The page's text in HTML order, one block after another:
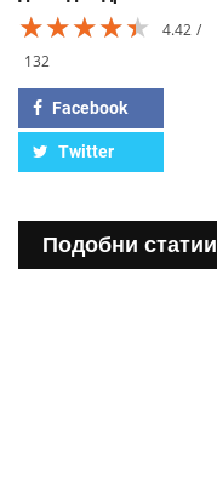
★★★★★
★★★★★
★★★★★
4.42
132
Facebook
Twitter
Подобни статии